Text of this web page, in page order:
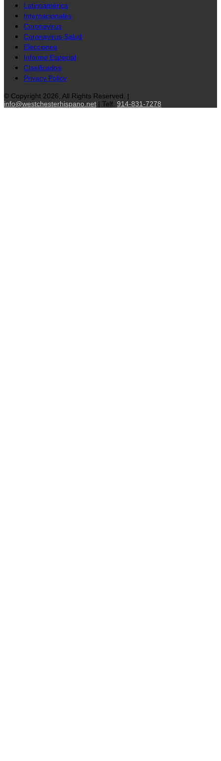
Latinoamérica
Internacionales
Coronavirus
Coronavirus-Salud
Elecciones
Informe Especial
Clasificados
Privacy Policy
© Copyright 2026, All Rights Reserved. |
info@westchesterhispano.net | Telf. 914-831-7278